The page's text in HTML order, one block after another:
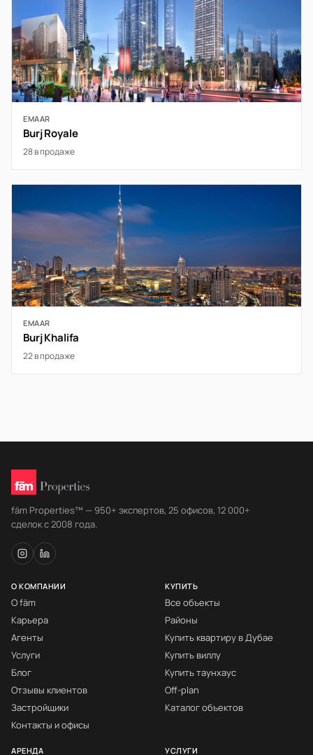
EMAAR
Burj Royale
28 в продаже
EMAAR
Burj Khalifa
22 в продаже
fäm Properties™ — 950+ экспертов, 25 офисов, 12 000+
сделок с 2008 года.
О КОМПАНИИ
О fäm
Карьера
Агенты
Услуги
Блог
Отзывы клиентов
Застройщики
Контакты и офисы
КУПИТЬ
Все объекты
Районы
Купить квартиру в Дубае
Купить виллу
Купить таунхаус
Off-plan
Каталог объектов
АРЕНДА УСЛУГИ